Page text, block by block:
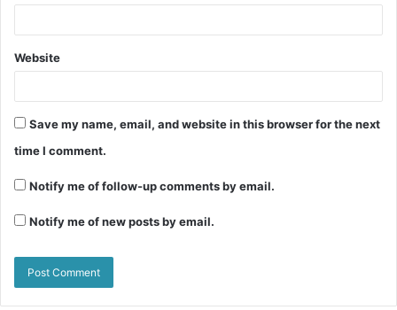
Lihat Juga :Al Falah Road to Apel Tahunan 2018
Share this:
C
l
i
c
k
C
l
i
c
k
Website
Save my name, email, and website in this browser for the next
time I comment.
Notify me of follow-up comments by email.
Notify me of new posts by email.